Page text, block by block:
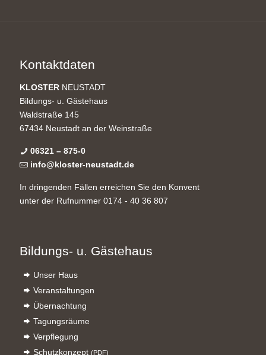
Kontaktdaten
KLOSTER NEUSTADT
Bildungs- u. Gästehaus
Waldstraße 145
67434 Neustadt an der Weinstraße
06321 – 875-0
info@kloster-neustadt.de
In dringenden Fällen erreichen Sie den Konvent
unter der Rufnummer 0174 - 40 36 807
Bildungs- u. Gästehaus
Unser Haus
Veranstaltungen
Übernachtung
Tagungsräume
Verpflegung
Schutzkonzept (PDF)